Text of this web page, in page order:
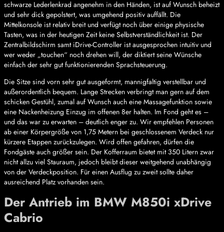
schwarze Lederlenkrad angenehm in den Händen, ist auf Wunsch beheizt
und sehr dick gepolstert, was umgehend positiv auffällt. Die
Mittelkonsole ist relativ breit und verfügt noch über einige physische
Tasten, was in der heutigen Zeit keine Selbstverständlichkeit ist. Der
Zentralbildschirm samt iDrive-Controller ist ausgesprochen intuitiv und
wer weder „touchen“ noch drehen will, der diktiert seine Wünsche
einfach der sehr gut funktionierenden Sprachsteuerung.
Die Sitze sind vorn sehr gut ausgeformt, mannigfaltig verstellbar und
außerordentlich bequem. Lange Strecken verbringt man gern auf dem
schicken Gestühl, zumal auf Wunsch auch eine Massagefunktion sowie
eine Nackenheizung Einzug im offenen 8er halten. Im Fond geht es –
und das war zu erwarten – deutlich enger zu. Wir empfehlen Personen
ab einer Körpergröße von 1,75 Metern bei geschlossenem Verdeck nur
kürzere Etappen zurückzulegen. Wird offen gefahren, dürfen die
Fondgäste auch größer sein. Der Kofferraum bietet mit 350 Litern zwar
nicht allzu viel Stauraum, jedoch bleibt dieser weitgehend unabhängig
von der Verdeckposition. Für einen Ausflug zu zweit sollte daher
ausreichend Platz vorhanden sein.
Der Antrieb im BMW M850i xDrive
Cabrio